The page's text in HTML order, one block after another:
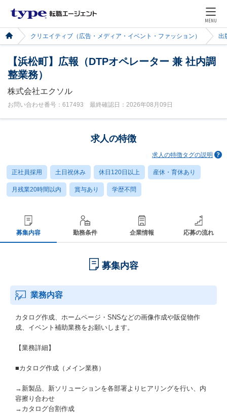
MENU
クリエイティブ（広告・メディア・イベント・ファッション） 出
【浜松町】広報（DTPオペレーター 兼 社内調
整業務）
株式会社エクソル
お問い合わせ番号：617493 最終確認日：2026年08月09日
求人の特徴
求人の特徴タグの説明
正社員採用 土日祝休み 休日120日以上 産休・育休あり
月残業20時間以内 賞与あり 学歴不問
募集内容 勤務条件 企業情報 応募の流れ
募集内容
業務内容
カタログ作成、ホームページ・SNSなどの画像作成や販促物作
成、イベント補助業務をお願いします。
【業務詳細】
■カタログ作成（メイン業務）
→新製品、新ソリューションを各部署よりヒアリングを行い、内
容擦り合わせ
→カタログ台割作成